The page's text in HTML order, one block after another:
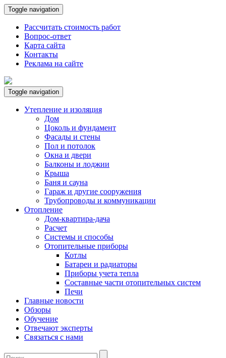
Toggle navigation
Рассчитать стоимость работ
Вопрос-ответ
Карта сайта
Контакты
Реклама на сайте
Toggle navigation
Утепление и изоляция
Дом
Цоколь и фундамент
Фасады и стены
Пол и потолок
Окна и двери
Балконы и лоджии
Крыша
Баня и сауна
Гараж и другие сооружения
Трубопроводы и коммуникации
Отопление
Дом-квартира-дача
Расчет
Системы и способы
Отопительные приборы
Котлы
Батареи и радиаторы
Приборы учета тепла
Составные части отопительных систем
Печи
Главные новости
Обзоры
Обучение
Отвечают эксперты
Связаться с нами